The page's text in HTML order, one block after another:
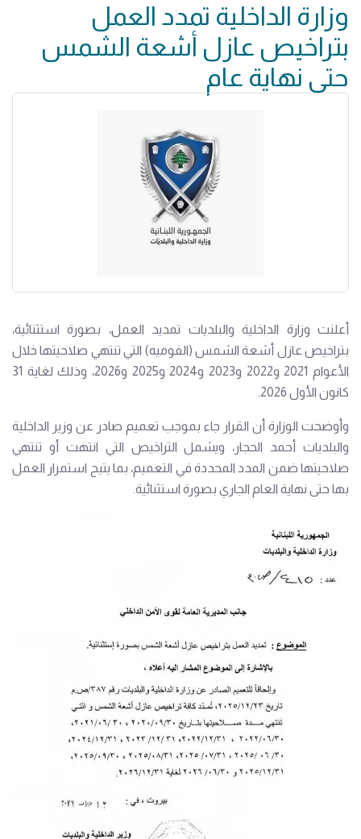
وزارة الداخلية تمدد العمل
بتراخيص عازل أشعة الشمس
حتى نهاية عام
أعلنت وزارة الداخلية والبلديات تمديد العمل، بصورة استثنائية،
بتراخيص عازل أشعة الشمس (الفوميه) التي تنتهي صلاحيتها خلال
الأعوام 2021 و2022 و2023 و2024 و2025 و2026، وذلك لغاية 31
كانون الأول 2026.
وأوضحت الوزارة أن القرار جاء بموجب تعميم صادر عن وزير الداخلية
والبلديات أحمد الحجار، ويشمل التراخيص التي انتهت أو تنتهي
صلاحيتها ضمن المدد المحددة في التعميم، بما يتيح استمرار العمل
بها حتى نهاية العام الجاري بصورة استثنائية.